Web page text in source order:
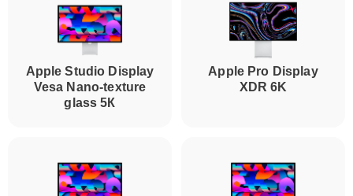
Apple Studio Display
Vesa Nano-texture
glass 5К
Apple Pro Display
XDR 6K